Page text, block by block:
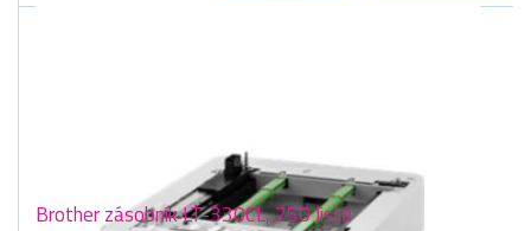
Brother zásobník LT-330CL, 250 listů